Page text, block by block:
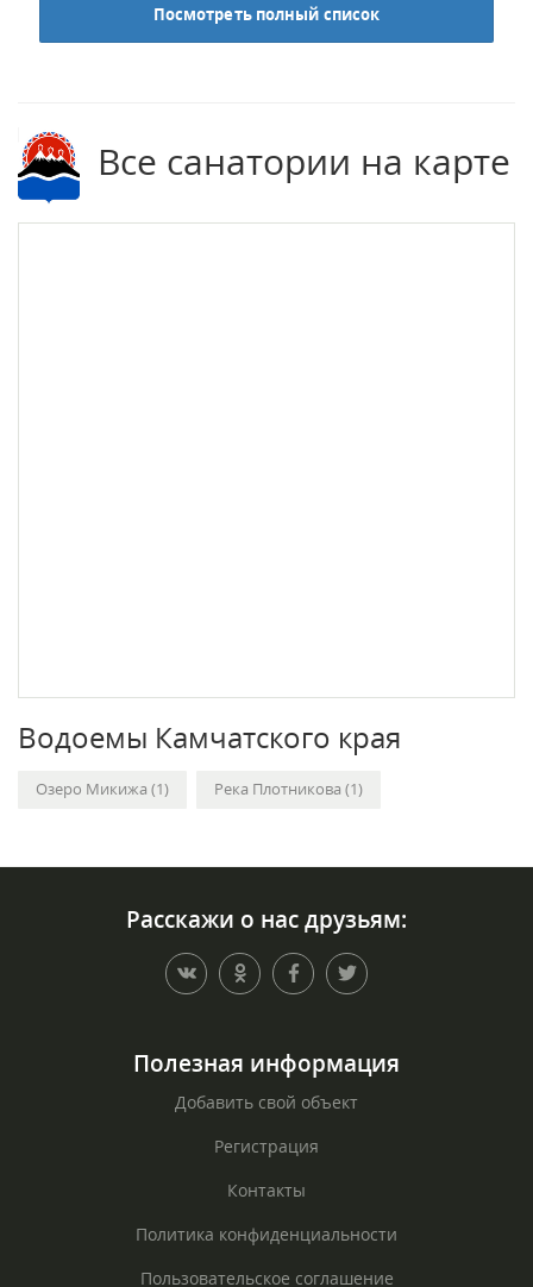
Посмотреть полный список
Все санатории на карте
Водоемы Камчатского края
Озеро Микижа (1) Река Плотникова (1)
Расскажи о нас друзьям:
Полезная информация
Добавить свой объект
Регистрация
Контакты
Политика конфиденциальности
Пользовательское соглашение